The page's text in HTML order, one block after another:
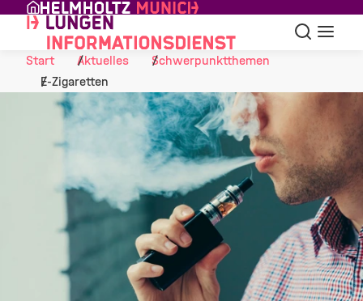
Skip to Content
Suche
Start
Aktuelles
Schwerpunktthemen
E-Zigaretten